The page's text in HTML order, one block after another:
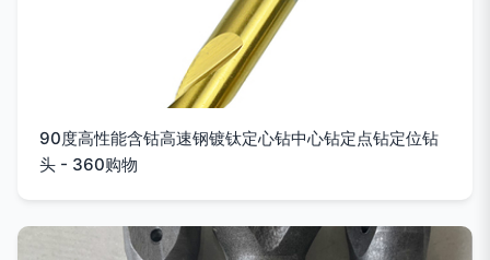
90度高性能含钴高速钢镀钛定心钻中心钻定点钻定位钻
头 - 360购物